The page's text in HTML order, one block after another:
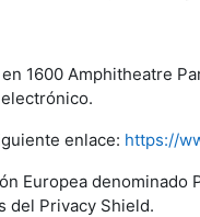
1600 Amphitheatre
enlace: https://
Europea
del Privacy Shield.